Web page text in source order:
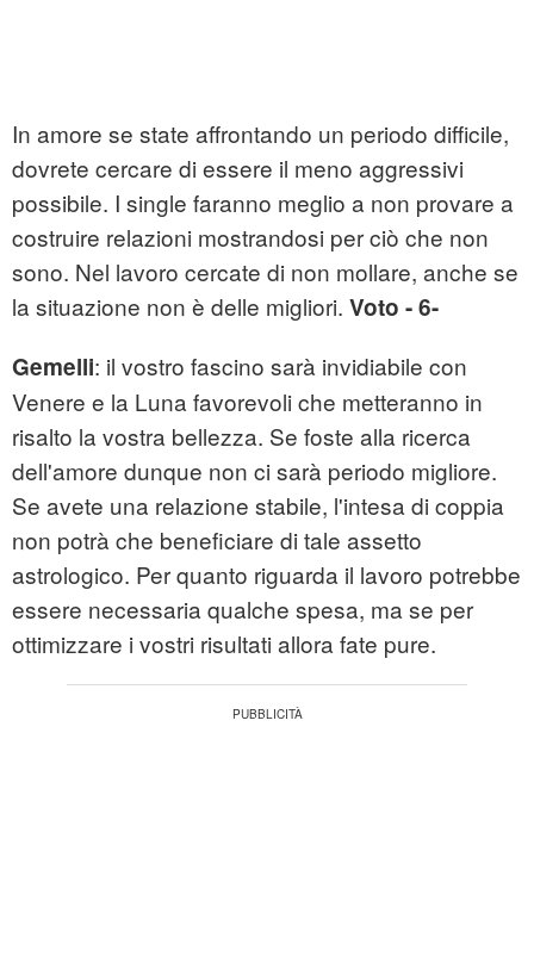
In amore se state affrontando un periodo difficile,
dovrete cercare di essere il meno aggressivi
possibile. I single faranno meglio a non provare a
costruire relazioni mostrandosi per ciò che non
sono. Nel lavoro cercate di non mollare, anche se
la situazione non è delle migliori. Voto - 6-
Gemelli: il vostro fascino sarà invidiabile con
Venere e la Luna favorevoli che metteranno in
risalto la vostra bellezza. Se foste alla ricerca
dell'amore dunque non ci sarà periodo migliore.
Se avete una relazione stabile, l'intesa di coppia
non potrà che beneficiare di tale assetto
astrologico. Per quanto riguarda il lavoro potrebbe
essere necessaria qualche spesa, ma se per
ottimizzare i vostri risultati allora fate pure.